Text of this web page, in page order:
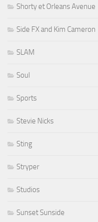
Shorty et Orleans Avenue
Side FX and Kim Cameron
SLAM
Soul
Sports
Stevie Nicks
Sting
Stryper
Studios
Sunset Sunside